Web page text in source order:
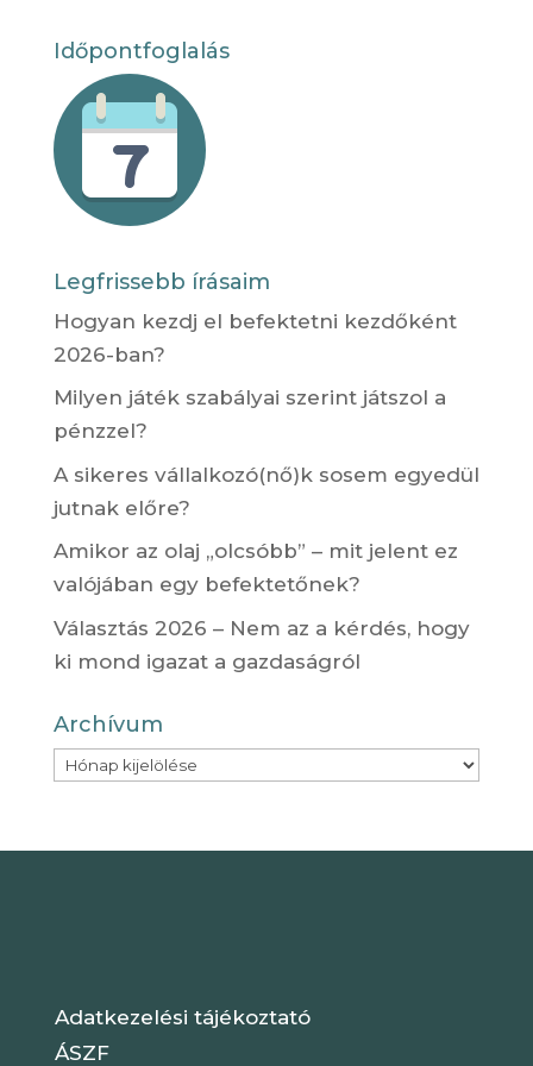
Időpontfoglalás
Legfrissebb írásaim
Hogyan kezdj el befektetni kezdőként
2026-ban?
Milyen játék szabályai szerint játszol a
pénzzel?
A sikeres vállalkozó(nő)k sosem egyedül
jutnak előre?
Amikor az olaj „olcsóbb” – mit jelent ez
valójában egy befektetőnek?
Választás 2026 – Nem az a kérdés, hogy
ki mond igazat a gazdaságról
Archívum
Archívum
Adatkezelési tájékoztató
ÁSZF